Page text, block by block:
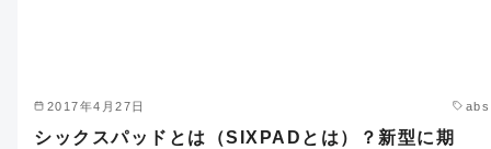
2017年4月27日 abs
シックスパッドとは（SIXPADとは）？新型に期